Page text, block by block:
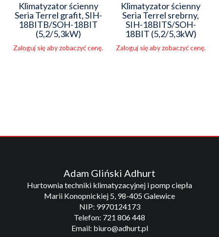
Klimatyzator ścienny
Seria Terrel grafit, SIH-
18BITB/SOH-18BIT
(5,2/5,3kW)
Zaloguj się aby zobaczyć cenę.
Klimatyzator ścienny
Seria Terrel srebrny,
SIH-18BITS/SOH-
18BIT (5,2/5,3kW)
Zaloguj się aby zobaczyć cenę.
Adam Gliński Adhurt
Hurtownia techniki klimatyzacyjnej i pomp ciepła
Marii Konopnickiej 5, 98-405 Galewice
NIP: 9970124173
Telefon: 721 806 448
Email: biuro@adhurt.pl